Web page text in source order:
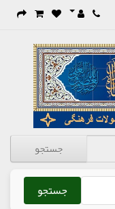
جستجو
جستجو